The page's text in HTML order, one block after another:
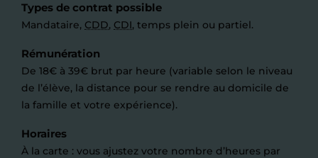
Types de contrat possible
Mandataire, CDD, CDI, temps plein ou partiel.
Rémunération
De 18€ à 39€ brut par heure (variable selon le niveau
de l’élève, la distance pour se rendre au domicile de
la famille et votre expérience).
Horaires
À la carte : vous ajustez votre nombre d’heures par